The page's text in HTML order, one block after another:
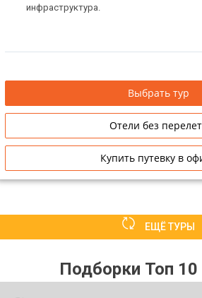
инфраструктура.
Выбрать тур
Отели без
Купить путевку в
ЕЩЁ ТУРЫ
Подборки Топ 10